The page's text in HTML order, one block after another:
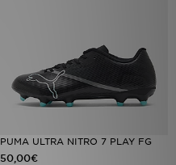
PUMA ULTRA NITRO 7 PLAY FG
50,00€